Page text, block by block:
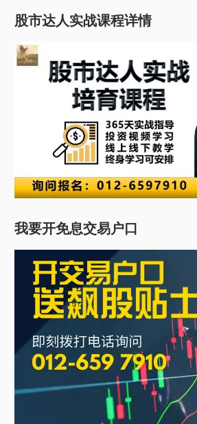
股市达人实战课程详情
我要开免息交易户口